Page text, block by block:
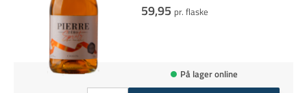
59,95 pr. flaske
På lager online